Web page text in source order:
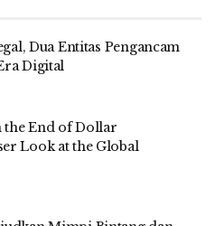
Dua Entitas Pengancam
Digital
End of Dollar
Look at the Global